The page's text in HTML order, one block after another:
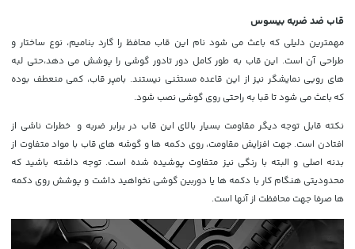
قاب ضد ضربه بیسوس
مهمترین دلیلی که باعث می شود نام این قاب محافظ را گارد بنامیم، نوع ساختار و
طراحی آن است. این قاب به طور کامل دور تادور گوشی را پوشش می دهد،حتی لبه
های رویی نمایشگر نیز از این قاعده مستثنی نیستند. بامپر قاب، کمی منعطف بوده
که باعث می شود تا قبا به راحتی روی گوشی نصب شود.
نکته قابل توجه دیگر مقاومت بسیار بالای این قاب در برابر ضربه و خطرات ناشی از
افتادن است. جهت افزایش مقاومت، روی دکمه ها و گوشه های قاب با مواد متفاوت از
بدنه اصلی و البته با رنگی نیز متفاوت پوشیده شده است. توجه داشته باشید که
محدودیتی هنگام کار با دکمه ها یا دوربین گوشی نخواهید داشت و پوشش روی دکمه
ها صرفا جهت محافظت از آنها است.